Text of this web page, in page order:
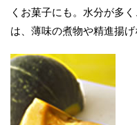
くお菓子にも。水分が多
は、薄味の煮物や精進揚げ